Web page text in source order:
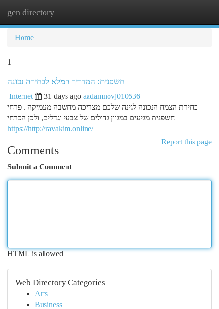
gen directory
Home
1
חשפנית: המדריך המלא לבחירה נכונה
Internet 31 days ago aadamnovj010536
בחירת הצמח הנכונה לגינה שלכם מצריכה מחשבה מעמיקה . פרחי
חשפנית מגיעים במגוון גדולים של צבעי וגדלים, ולכן הכרחי
https://http://ravakim.online/
Report this page
Comments
Submit a Comment
HTML is allowed
Web Directory Categories
Arts
Business